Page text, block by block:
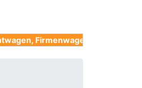
Unfallwagen,